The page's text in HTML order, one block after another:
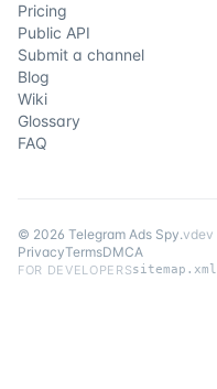
Pricing
Public API
Submit a channel
Blog
Wiki
Glossary
FAQ
© 2026 Telegram Ads Spy.vdev
PrivacyTermsDMCA
FOR DEVELOPERSsitemap.xml